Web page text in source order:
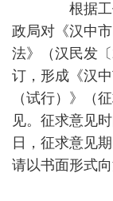
根据工
政局对《汉中
法》（汉民发
订，形成《汉
（试行）》（
见。征求意见
日，征求意见
请以书面形式